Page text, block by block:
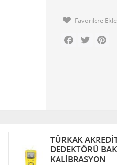
Favorilere Ekle
Facebook
Twitter
TÜRKAK AKREDITE GAZ
DEDEKTÖRÜ BAKIM VE
KALIBRASYON